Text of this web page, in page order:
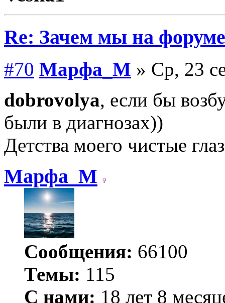
Re: Зачем мы на
#70 Марфа_М » Ср, 23
dobrovolya, если бы
были в диагнозах))
Детства моего чистые
Марфа_М
Сообщения: 66100
Темы: 115
С нами: 18 лет 8